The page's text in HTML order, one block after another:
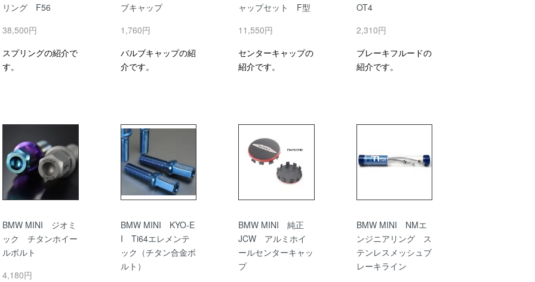
リング F56
38,500円
スプリングの紹介で
す。
ブキャップ
1,760円
バルブキャップの紹
介です。
ャップセット F型
11,550円
センターキャップの
紹介です。
OT4
2,310円
ブレーキフルードの
紹介です。
BMW MINI ジオミ
ック チタンホイー
ルボルト
4,180円
BMW MINI KYO-E
I Ti64エレメンテ
ック（チタン合金ボ
ルト）
BMW MINI 純正
JCW アルミホイ
ールセンターキャッ
プ
BMW MINI NMエ
ンジニアリング ス
テンレスメッシュブ
レーキライン